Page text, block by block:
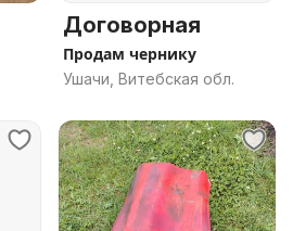
Договорная
Продам чернику
Ушачи, Витебская обл.